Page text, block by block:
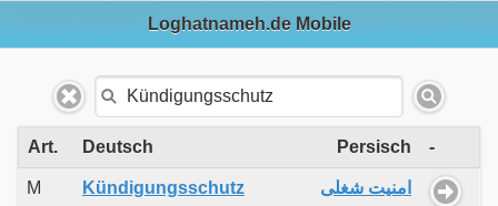
Loghatnameh.de Mobile
Art. Deutsch Persisch -
M Kündigungsschutz امنیت شغلی